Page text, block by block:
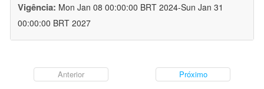
Vigência: Mon Jan 08 00:00:00 BRT 2024-Sun Jan 31
00:00:00 BRT 2027
Anterior Próximo